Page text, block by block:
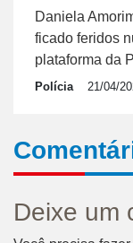
Daniela
ficado feridos
plataforma da
Polícia 21/04/
Deixe um